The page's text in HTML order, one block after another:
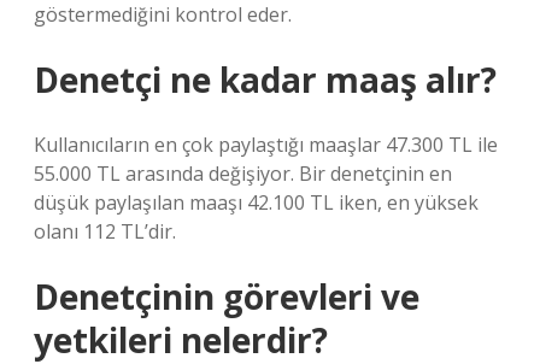
göstermediğini kontrol eder.
Denetçi ne kadar maaş alır?
Kullanıcıların en çok paylaştığı maaşlar 47.300 TL ile
55.000 TL arasında değişiyor. Bir denetçinin en
düşük paylaşılan maaşı 42.100 TL iken, en yüksek
olanı 112 TL’dir.
Denetçinin görevleri ve
yetkileri nelerdir?